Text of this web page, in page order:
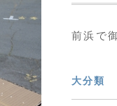
前浜で
大分類